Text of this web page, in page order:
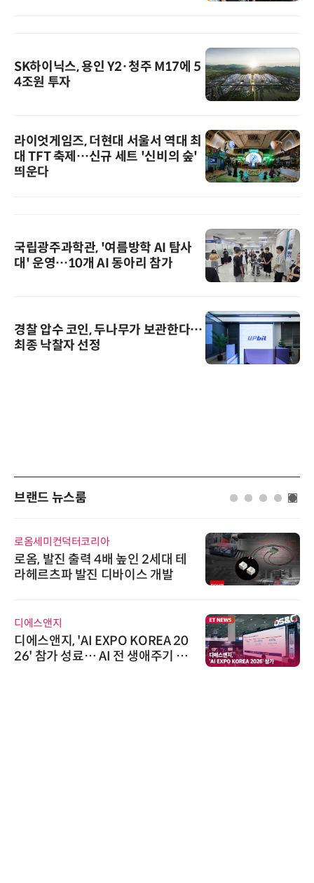
SK하이닉스, 용인 Y2·청주 M17에 5
4조원 투자
라이엇게임즈, 더현대 서울서 역대 최
대 TFT 축제…신규 세트 '신비의 숲'
띄운다
국립광주과학관, '여름방학 AI 탐사
대' 운영…10개 AI 동아리 참가
경찰 압수 코인, 두나무가 보관한다…
최종 낙찰자 선정
브랜드 뉴스룸
로옴세미컨덕터코리아
로옴, 발진 출력 4배 높인 2세대 테
라헤르츠파 발진 디바이스 개발
디에스앤지
디에스앤지, 'AI EXPO KOREA 20
26' 참가 성료… AI 전 생애주기 아